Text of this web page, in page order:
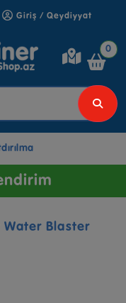
Giriş / Qeydiyyat
0
Water Blaster